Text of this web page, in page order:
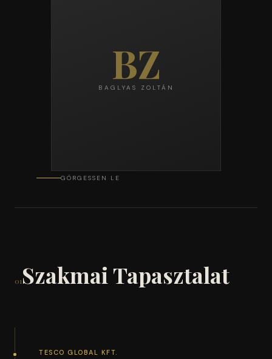
BZ
BAGLYAS ZOLTÁN
GÖRGESSEN LE
01Szakmai Tapasztalat
TESCO GLOBAL KFT.